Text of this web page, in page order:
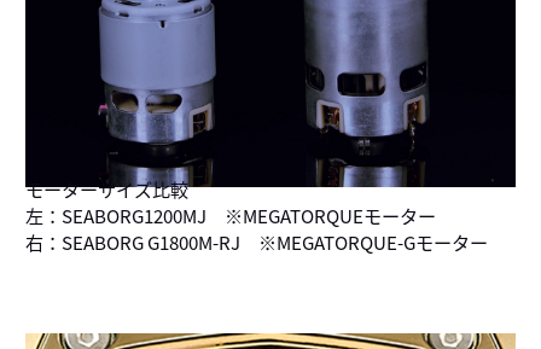
モーターサイズ比較
左：SEABORG1200MJ ※MEGATORQUEモーター
右：SEABORG G1800M-RJ ※MEGATORQUE-Gモーター